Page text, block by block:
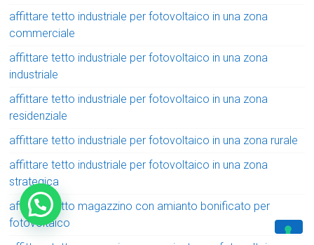
affittare tetto industriale per fotovoltaico in una zona
commerciale
affittare tetto industriale per fotovoltaico in una zona
industriale
affittare tetto industriale per fotovoltaico in una zona
residenziale
affittare tetto industriale per fotovoltaico in una zona rurale
affittare tetto industriale per fotovoltaico in una zona
strategica
affittare tetto magazzino con amianto bonificato per
fotovoltaico